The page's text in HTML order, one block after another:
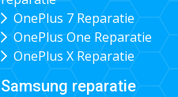
OnePlus 7 Reparatie
OnePlus One Reparatie
OnePlus X Reparatie
Samsung reparatie